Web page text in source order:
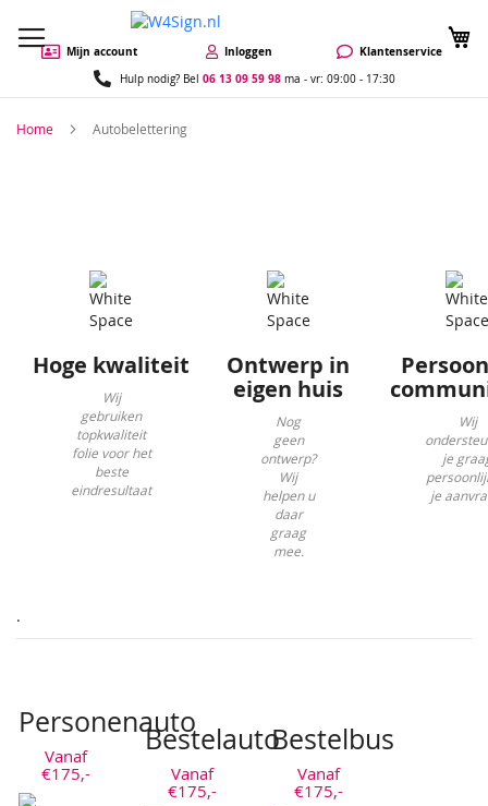
Mijn account Inloggen Klantenservice
Hulp nodig? Bel 06 13 09 59 98ma - vr: 09:00 - 17:30
Home Autobelettering
Hoge kwaliteit
Wij
gebruiken
topkwaliteit
folie voor het
beste
eindresultaat
Ontwerp in
eigen huis
Nog
geen
ontwerp?
Wij
helpen u
daar
graag
mee.
Wij
je
je
.
Personenauto
Vanaf
€175,-
Bestelauto
Vanaf
€175,-
Bestelbus
Vanaf
€175,-